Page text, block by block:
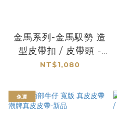
金馬系列-金馬馭勢 造
型皮帶扣 / 皮帶頭 -
馬年
NT$1,080
免運